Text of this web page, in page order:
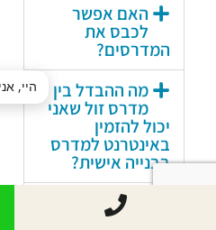
האם אפשר
לכבס את
המדרסים?
מה ההבדל בין
מדרס זול שאני
יכול להזמין
באינטרנט למדרס
בבנייה אישית?
מאיזה חומר
עשויים